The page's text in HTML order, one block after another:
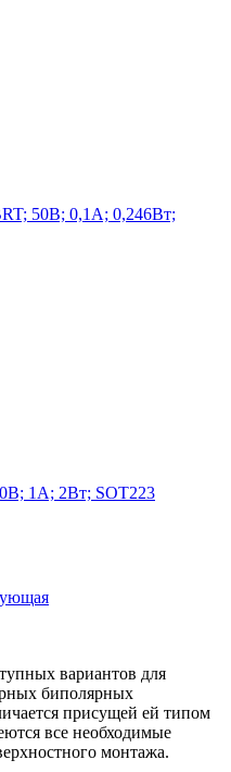
50В; 0,1А; 0,246Вт;
1А; 2Вт; SOT223
вариантов для
биполярных
присущей ей типом
все необходимые
монтажа.